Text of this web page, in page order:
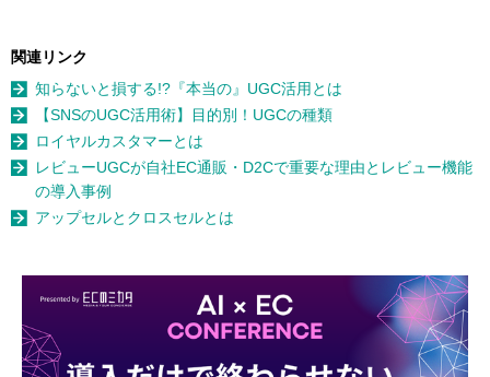
関連リンク
知らないと損する!?『本当の』UGC活用とは
【SNSのUGC活用術】目的別！UGCの種類
ロイヤルカスタマーとは
レビューUGCが自社EC通販・D2Cで重要な理由とレビュー機能
の導入事例
アップセルとクロスセルとは